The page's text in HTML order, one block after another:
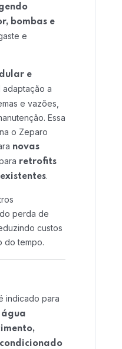
Home 02
bombas e
e
e
adaptação a
e vazões,
Essa
o Zeparo
novas
retrofits
.
perda de
custos
do tempo.
indicado para
água